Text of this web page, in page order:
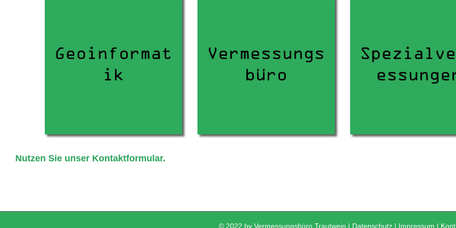
Nutzen Sie unser Kontaktformular.
© 2022 by Vermessungsbüro Trautwein | Datenschutz | Impressum |